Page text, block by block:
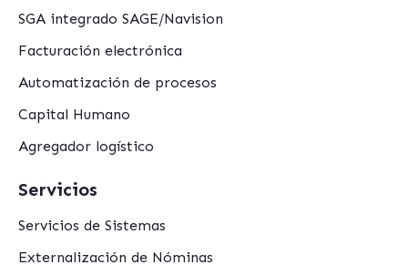
SGA integrado SAGE/Navision
Facturación electrónica
Automatización de procesos
Capital Humano
Agregador logístico
Servicios
Servicios de Sistemas
Externalización de Nóminas